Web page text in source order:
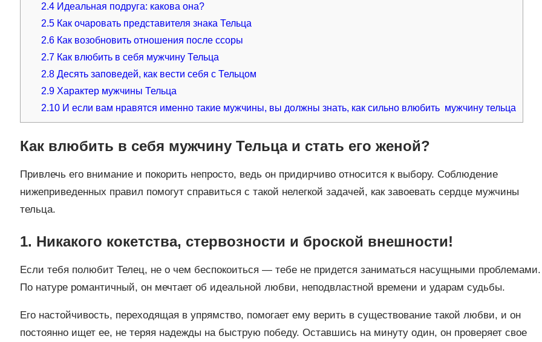
2.4 Идеальная подруга: какова она?
2.5 Как очаровать представителя знака Тельца
2.6 Как возобновить отношения после ссоры
2.7 Как влюбить в себя мужчину Тельца
2.8 Десять заповедей, как вести себя с Тельцом
2.9 Характер мужчины Тельца
2.10 И если вам нравятся именно такие мужчины, вы должны знать, как сильно влюбить мужчину тельца
Как влюбить в себя мужчину Тельца и стать его женой?
Привлечь его внимание и покорить непросто, ведь он придирчиво относится к выбору. Соблюдение
нижеприведенных правил помогут справиться с такой нелегкой задачей, как завоевать сердце мужчины
тельца.
1. Никакого кокетства, стервозности и броской внешности!
Если тебя полюбит Телец, не о чем беспокоиться — тебе не придется заниматься насущными проблемами.
По натуре романтичный, он мечтает об идеальной любви, неподвластной времени и ударам судьбы.
Его настойчивость, переходящая в упрямство, помогает ему верить в существование такой любви, и он
постоянно ищет ее, не теряя надежды на быструю победу. Оставшись на минуту один, он проверяет свое